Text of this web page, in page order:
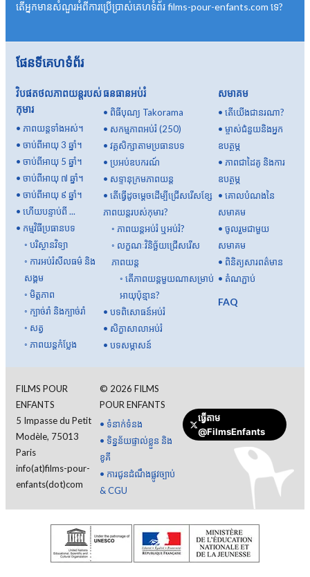
តើអ្នកមានសំណួរអំពីការប្រើប្រាស់គេហទំព័រ films-pour-enfants.com ទេ?
ផែនទីគេហទំព័រ
វិបផតថលភាពយន្តរបស់
កុមារ
• ភាពយន្តទាំងអស់។
• ចាប់ពីអាយុ 3 ឆ្នាំ។
• ចាប់ពីអាយុ 5 ឆ្នាំ។
• ចាប់ពីអាយុ ៧ ឆ្នាំ។
• ចាប់ពីអាយុ ៩ ឆ្នាំ។
• ហើយបន្ទាប់ពី ...
• កម្មវិធីប្រធានបទ
◦ បរិស្ថានវិទ្យា
◦ ការអប់រំសីលធម៌ និង
សង្គម
◦ មិត្តភាព
◦ ក្បាច់រាំ និងក្បាច់រាំ
◦ សត្វ
◦ ភាពយន្តកំប្លែង
ធនធានអប់រំ
• ពិធីបុណ្យ Takorama
• សកម្មភាពអប់រំ (250)
• វគ្គសិក្សាតាមប្រធានបទ
• ប្រអប់ឧបករណ៍
• សទ្ទានុក្រមភាពយន្ត
• តើធ្វើដូចម្តេចដើម្បីជ្រើសរើសខ្សែ
ភាពយន្តរបស់កុមារ?
◦ ភាពយន្តអប់រំ ឬអប់រំ?
◦ លក្ខណៈវិនិច្ឆ័យជ្រើសរើស
ភាពយន្ត
◦ តើ​ភាពយន្ត​មួយ​ណា​សម្រាប់​
អាយុ​ប៉ុន្មាន?
• បទពិសោធន៍អប់រំ
• សិក្ខាសាលាអប់រំ
• បទសម្ភាសន៍
សមាគម
•តើយើងជានរណា?
•ម្ចាស់ជំនួយនិងអ្នក
ឧបត្ថម្ភ
•ភាពជាដៃគូ និងការ
ឧបត្ថម្ភ
•គោលបំណងនៃ
សមាគម
•ចូលរួមជាមួយ
សមាគម
• ពិនិត្យសារពត៌មាន
• តំណភ្ជាប់
FAQ
FILMS POUR
ENFANTS
5 Impasse du Petit
Modèle, 75013
Paris
info(at)films-pour-
enfants(dot)com
© 2026 FILMS
POUR ENFANTS
• ទំនាក់ទំនង
• ទិន្នន័យផ្ទាល់ខ្លួន និង
ខូគី
• ការជូនដំណឹងផ្លូវច្បាប់
& CGU
ធ្វើតាម
@FilmsEnfants